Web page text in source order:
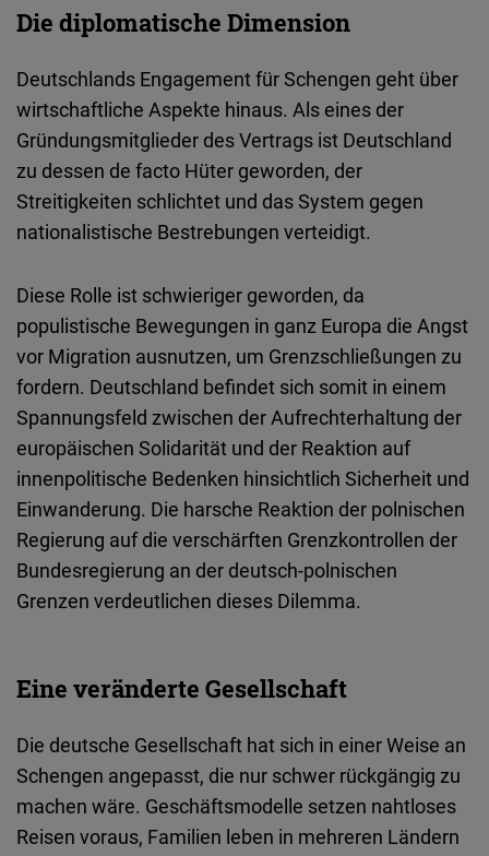
Die diplomatische Dimension
Deutschlands Engagement für Schengen geht über
wirtschaftliche Aspekte hinaus. Als eines der
Gründungsmitglieder desVertrags ist Deutschland
zu dessen de facto Hüter geworden, der
Streitigkeiten schlichtet und dasSystem gegen
nationalistische Bestrebungen verteidigt.
Diese Rolle ist schwieriger geworden, da
populistische Bewegungen in ganz Europa die Angst
vor Migration ausnutzen, um Grenzschließungen zu
fordern. Deutschland befindet sich somit in einem
Spannungsfeld zwischen der Aufrechterhaltung der
europäischen Solidarität und der Reaktion auf
innenpolitische Bedenken hinsichtlich Sicherheit und
Einwanderung. Die harsche Reaktion der polnischen
Regierung auf die verschärften Grenzkontrollen der
Bundesregierung an der deutsch-polnischen
Grenzen verdeutlichen dieses Dilemma.
Eine veränderte Gesellschaft
Die deutsche Gesellschaft hat sich in einerWeise an
Schengen angepasst, die nur schwer rückgängig zu
machen wäre. Geschäftsmodelle setzen nahtloses
Reisen voraus, Familien leben in mehreren Ländern